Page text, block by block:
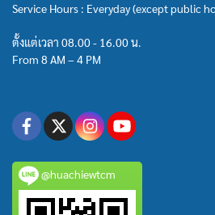
Service Hours : Everyday (except public
ตั้งแต่เวลา 08.00 - 16.00 น.
From 8 AM – 4 PM
@huachiewtcm